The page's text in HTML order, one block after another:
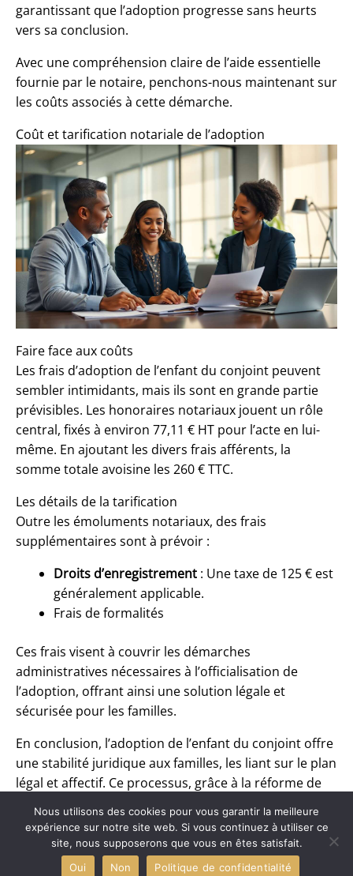
garantissant que l’adoption progresse sans heurts
vers sa conclusion.
Avec une compréhension claire de l’aide essentielle
fournie par le notaire, penchons-nous maintenant sur
les coûts associés à cette démarche.
Coût et tarification notariale de l’adoption
Faire face aux coûts
Les frais d’adoption de l’enfant du conjoint peuvent
sembler intimidants, mais ils sont en grande partie
prévisibles. Les honoraires notariaux jouent un rôle
central, fixés à environ 77,11 € HT pour l’acte en lui-
même. En ajoutant les divers frais afférents, la
somme totale avoisine les 260 € TTC.
Les détails de la tarification
Outre les émoluments notariaux, des frais
supplémentaires sont à prévoir :
Droits d’enregistrement : Une taxe de 125 € est
généralement applicable.
Frais de formalités
Ces frais visent à couvrir les démarches
administratives nécessaires à l’officialisation de
l’adoption, offrant ainsi une solution légale et
sécurisée pour les familles.
En conclusion, l’adoption de l’enfant du conjoint offre
une stabilité juridique aux familles, les liant sur le plan
légal et affectif. Ce processus, grâce à la réforme de
rendant la démarche plus accessible et souple tout
en demeurant encadrée par des formalités notariales
nécessaires.
Nous utilisons des cookies pour vous garantir la meilleure
expérience sur notre site web. Si vous continuez à utiliser ce
site, nous supposerons que vous en êtes satisfait.
Oui
Non Politique de confidentialité